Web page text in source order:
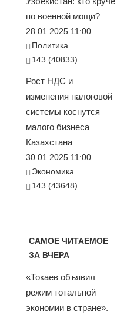
по военной мощи?
28.01.2025 11:00
Политика
143 (40833)
Рост НДС и
изменения налоговой
системы коснутся
малого бизнеса
Казахстана
30.01.2025 11:00
Экономика
143 (43648)
САМОЕ ЧИТАЕМОЕ
ЗА ВЧЕРА
«Токаев объявил
режим тотальной
экономии в стране».